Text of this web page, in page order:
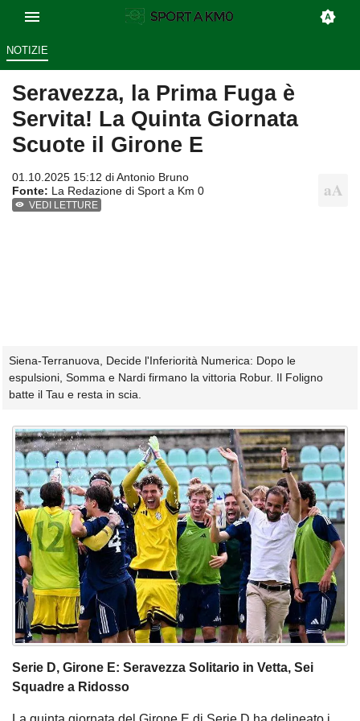
NOTIZIE
Seravezza, la Prima Fuga è
Servita! La Quinta Giornata
Scuote il Girone E
01.10.2025 15:12 diAntonio Bruno
Fonte: La Redazione di Sport a Km 0
VEDI LETTURE
Siena-Terranuova, Decide l'Inferiorità Numerica: Dopo le
espulsioni, Somma e Nardi firmano la vittoria Robur. Il Foligno
batte il Tau e resta in scia.
Serie D, Girone E: Seravezza Solitario in Vetta, Sei
Squadre a Ridosso